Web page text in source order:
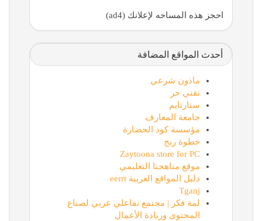
احجز هذه المساحه لإعلانك (ad4)
أحدث المواقع المضافة
ماذون شرعي
تقني حر
ستارتايم
جامعة المعارف
مؤسسة كود الحضارة
خطوة ربح
Zaytoona store for PC
موقع مناهجنا التعليمي
دليل المواقع العربية eerrt
Tganj
لمة فكر | مجتمع تفاعلي عربي لصناع
المحتوى وريادة الأعمال